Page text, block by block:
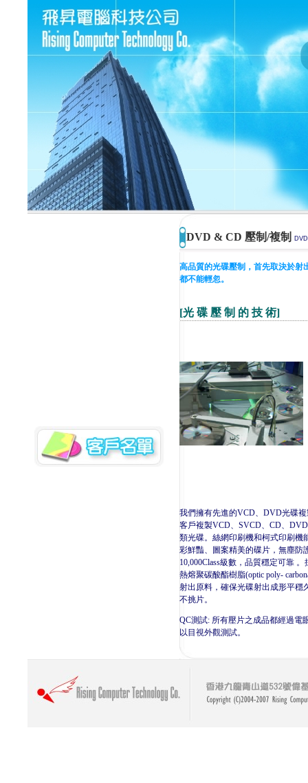
DVD & CD 壓制/複制
高品質的光碟壓制，首先取決於射
都不能輕忽。
[光 碟 壓 制 的 技 術]
我們擁有先進的VCD、DVD光碟
客戶複製VCD、SVCD、CD、
類光碟。絲網印刷機和柯式印刷機
彩鮮豔、圖案精美的碟片，無塵防
10,000Class級數，品質穩定可靠
熱熔聚碳酸酯樹脂(optic poly-
射出原料，確保光碟射出成形平穩
不挑片。
QC測試: 所有壓片之成品都經過電
以目視外觀測試。